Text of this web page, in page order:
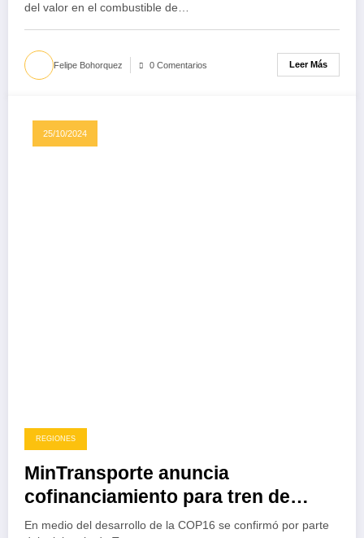
del valor en el combustible de…
Felipe Bohorquez 0 Comentarios Leer Más
25/10/2024
REGIONES
MinTransporte anuncia
cofinanciamiento para tren de
cercanías en Cali
En medio del desarrollo de la COP16 se confirmó por parte